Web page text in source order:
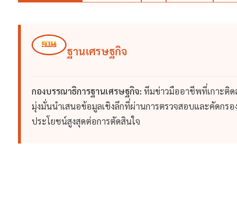
ฐานเศรษฐกิจ
กองบรรณาธิการฐานเศรษฐกิจ: ทีมข่าวมืออาชีพที่เกาะติด
มุ่งมั่นนำเสนอข้อมูลเชิงลึกที่ผ่านการตรวจสอบและคัดกร
ประโยชน์สูงสุดต่อการตัดสินใจ